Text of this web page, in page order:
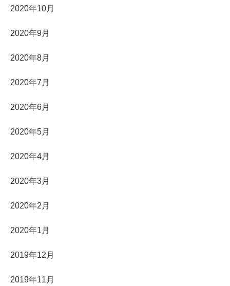
2020年10月
2020年9月
2020年8月
2020年7月
2020年6月
2020年5月
2020年4月
2020年3月
2020年2月
2020年1月
2019年12月
2019年11月